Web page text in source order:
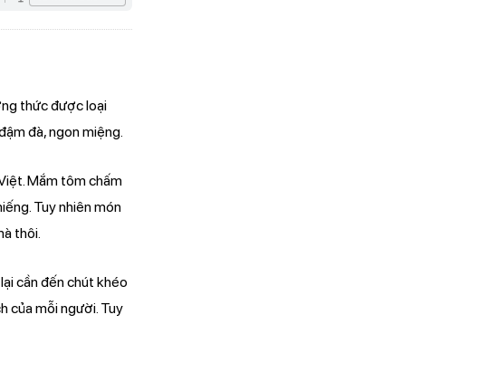
thức được loại
đà, ngon miệng.
Mắm tôm chấm
Tuy nhiên món
thôi.
cần đến chút khéo
của mỗi người. Tuy